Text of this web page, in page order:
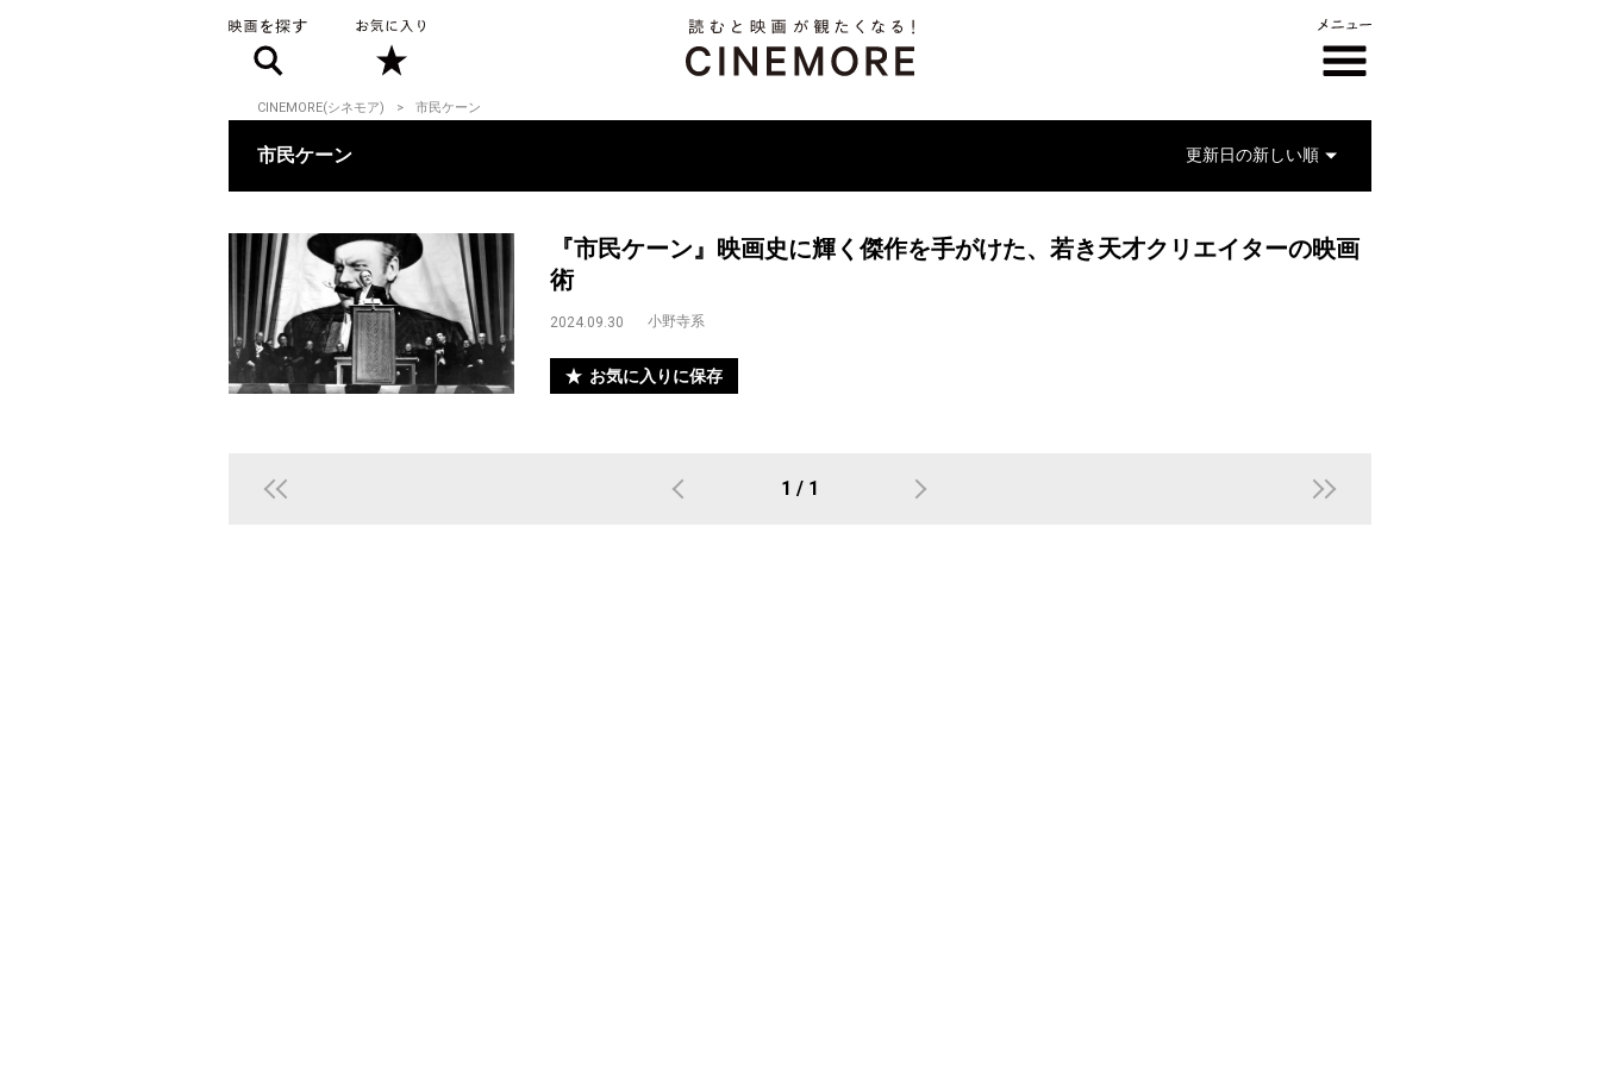
CINEMORE(シネモア) 市民ケーン
市民ケーン
『市民ケーン』映画史に輝く傑作を手がけた、若き天才クリエイターの映画
術
2024.09.30 小野寺系
お気に入りに保存
1 / 1